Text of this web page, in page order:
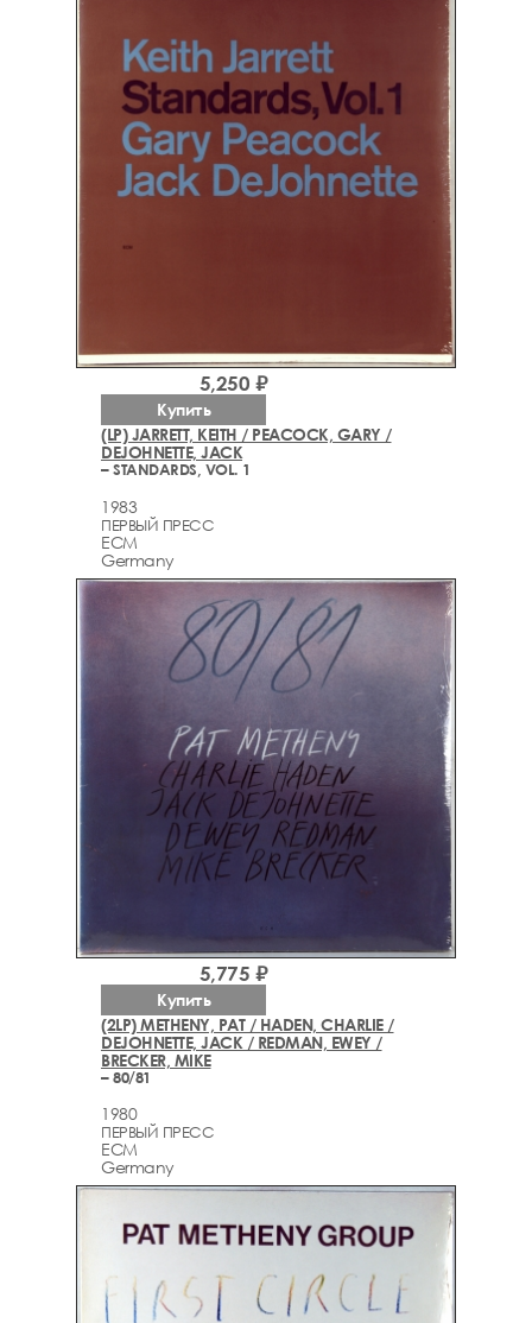
(LP) JARRETT, KEITH / PEACOCK, GARY /
DEJOHNETTE, JACK
– STANDARDS, VOL. 1
1983
ПЕРВЫЙ ПРЕСС
ECM
Germany
5,250 ₽
Купить
(2LP) METHENY, PAT / HADEN, CHARLIE /
DEJOHNETTE, JACK / REDMAN, EWEY /
BRECKER, MIKE
– 80/81
1980
ПЕРВЫЙ ПРЕСС
ECM
Germany
5,775 ₽
Купить